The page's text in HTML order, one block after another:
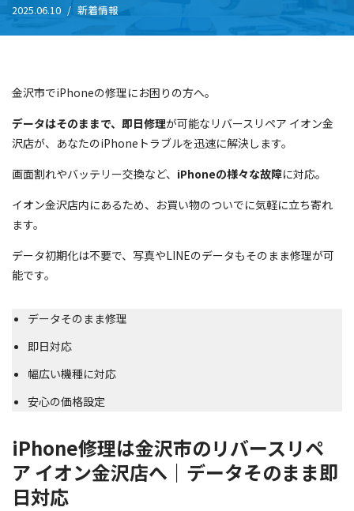
2025.06.10 新着情報
金沢市でiPhoneの修理にお困りの方へ。
データはそのままで、即日修理が可能なリバースリペア イオン金
沢店が、あなたのiPhoneトラブルを迅速に解決します。
画面割れやバッテリー交換など、 iPhoneの様々な故障に対応。
イオン金沢店内にあるため、お買い物のついでに気軽に立ち寄れ
ます。
データ初期化は不要で、写真やLINEのデータもそのまま修理が可
能です。
データそのまま修理
即日対応
幅広い機種に対応
安心の価格設定
iPhone修理は金沢市のリバースリペ
ア イオン金沢店へ｜データそのまま即
日対応